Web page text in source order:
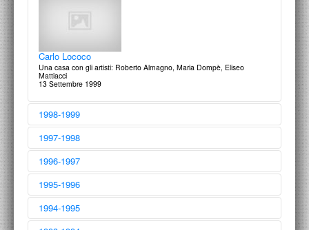
Carlo Lococo
Una casa con gli artisti: Roberto Almagno, Maria Dompè, Eliseo
Mattiacci
13 Settembre 1999
1998-1999
Architettura di-Mostra 4
9 progetti per lo spazio espositivo della A.A.M. Architettura Arte
Moderna
1997-1998
Architettura di-Mostra 3
1996-1997
1995-1996
1994-1995